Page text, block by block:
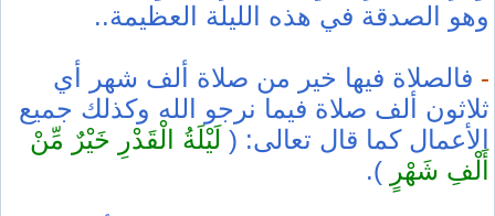
وهو الصدقة في هذه الليلة العظيمة..
- فالصلاة فيها خير من صلاة ألف شهر أي
ثلاثون ألف صلاة فيما نرجو الله وكذلك جميع
الأعمال كما قال تعالى: ( لَيْلَةُ الْقَدْرِ خَيْرٌ مِّنْ
أَلْفِ شَهْرٍ ).